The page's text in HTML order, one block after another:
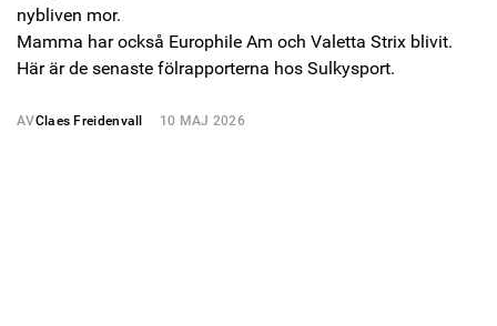
nybliven mor.
Mamma har också Europhile Am och Valetta Strix blivit.
Här är de senaste fölrapporterna hos Sulkysport.
AVClaes Freidenvall 10 MAJ 2026